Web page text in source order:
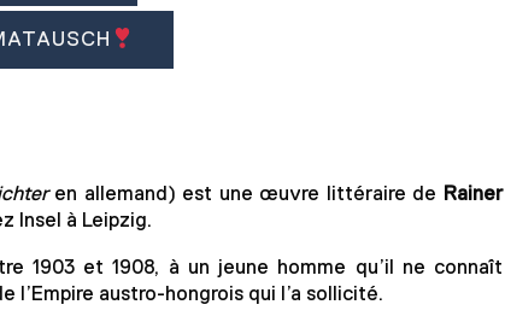
en allemand) est une œuvre littéraire de Rainer
Insel à Leipzig.
1903 et 1908, à un jeune homme qu’il ne connaît
l’Empire austro-hongrois qui l’a sollicité.